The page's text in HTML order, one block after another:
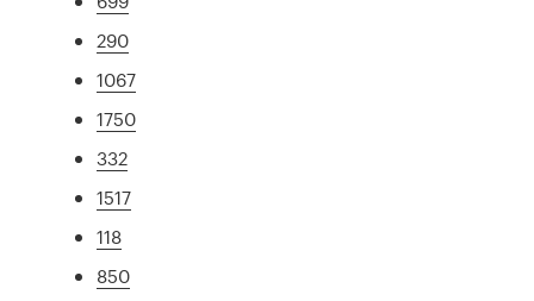
290
1067
1750
332
1517
118
850